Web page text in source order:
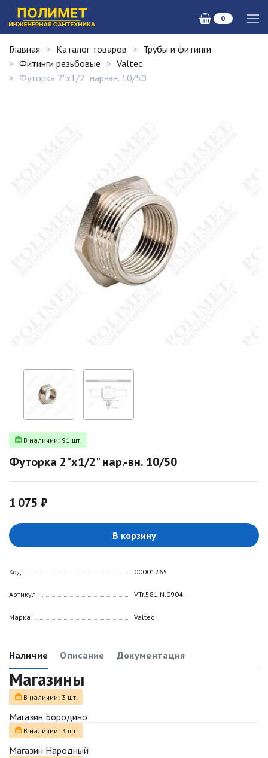
0
Главная Каталог товаров
Трубы и фитинги
Фитинги резьбовые
Valtec
Футорка 2"х1/2" нар.-вн. 10/50
В наличии: 91 шт.
Футорка 2"х1/2" нар.-вн. 10/50
1 075 ₽
В корзину
Код
Артикул
Марка
00001265
VTr.581.N.0904
Valtec
Наличие Описание Документация
Магазины
В наличии: 3 шт.
Магазин Бородино
В наличии: 3 шт.
Магазин Народный